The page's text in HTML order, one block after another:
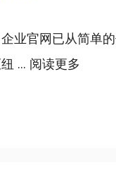
业官网已从简单
... 阅读更多